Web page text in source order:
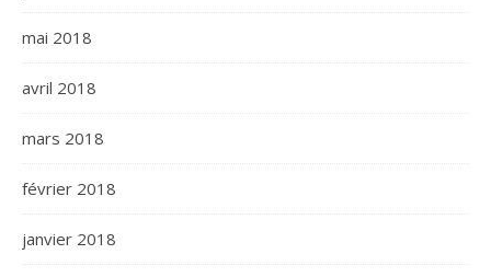
mai 2018
avril 2018
mars 2018
février 2018
janvier 2018